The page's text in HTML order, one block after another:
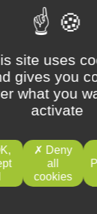
site uses
gives you
what you
activate
Deny
all
cookies